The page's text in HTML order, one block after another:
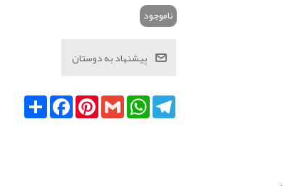
ناموجود
اشتراک
FacebookPinterestGmail
WhatsAppTelegram